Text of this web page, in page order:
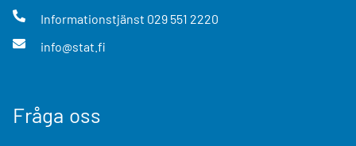
Informationstjänst 029 551 2220
info@stat.fi
Fråga oss